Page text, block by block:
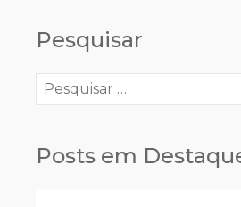
Pesquisar
Pesquisar
por:
Posts em